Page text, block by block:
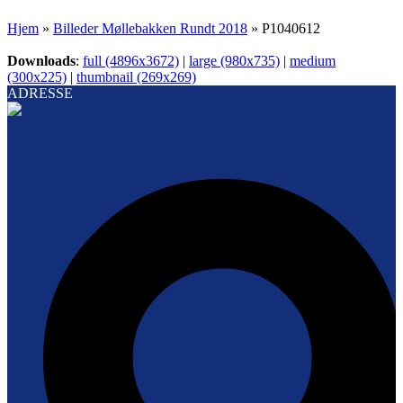
Hjem » Billeder Møllebakken Rundt 2018 » P1040612
Downloads: full (4896x3672) | large (980x735) | medium
(300x225) | thumbnail (269x269)
ADRESSE